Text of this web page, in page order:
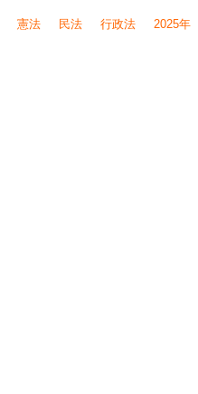
憲法 民法 行政法 2025年